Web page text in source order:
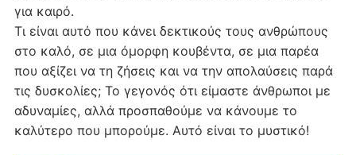
για καιρό.
Τι είναι αυτό που κάνει δεκτικούς τους ανθρώπους
στο καλό, σε μια όμορφη κουβέντα, σε μια παρέα
που αξίζει να τη ζήσεις και να την απολαύσεις παρά
τις δυσκολίες; Το γεγονός ότι είμαστε άνθρωποι με
αδυναμίες, αλλά προσπαθούμε να κάνουμε το
καλύτερο που μπορούμε. Αυτό είναι το μυστικό!